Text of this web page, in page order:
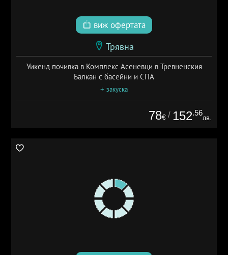
виж офертата
Трявна
Уикенд почивка в Комплекс Асеневци в Тревненския
Балкан с басейни и СПА
+ закуска
78€ / 152.56
лв.